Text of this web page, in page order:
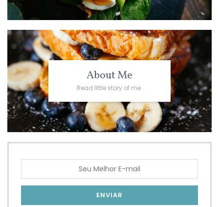
About Me
Read little story of me.